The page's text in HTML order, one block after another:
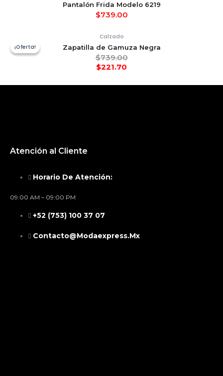
Pantalón Frida Modelo 6219
$739.00
¡Oferta!
¡Oferta!
Calzado
Zapatilla de Gamuza Negra
$739.00
$221.70
Atención al Cliente
Horario De Atención:
09:00 AM – 09:00 PM
+52 (753) 100 37 07
Contacto@modaexpress.mx